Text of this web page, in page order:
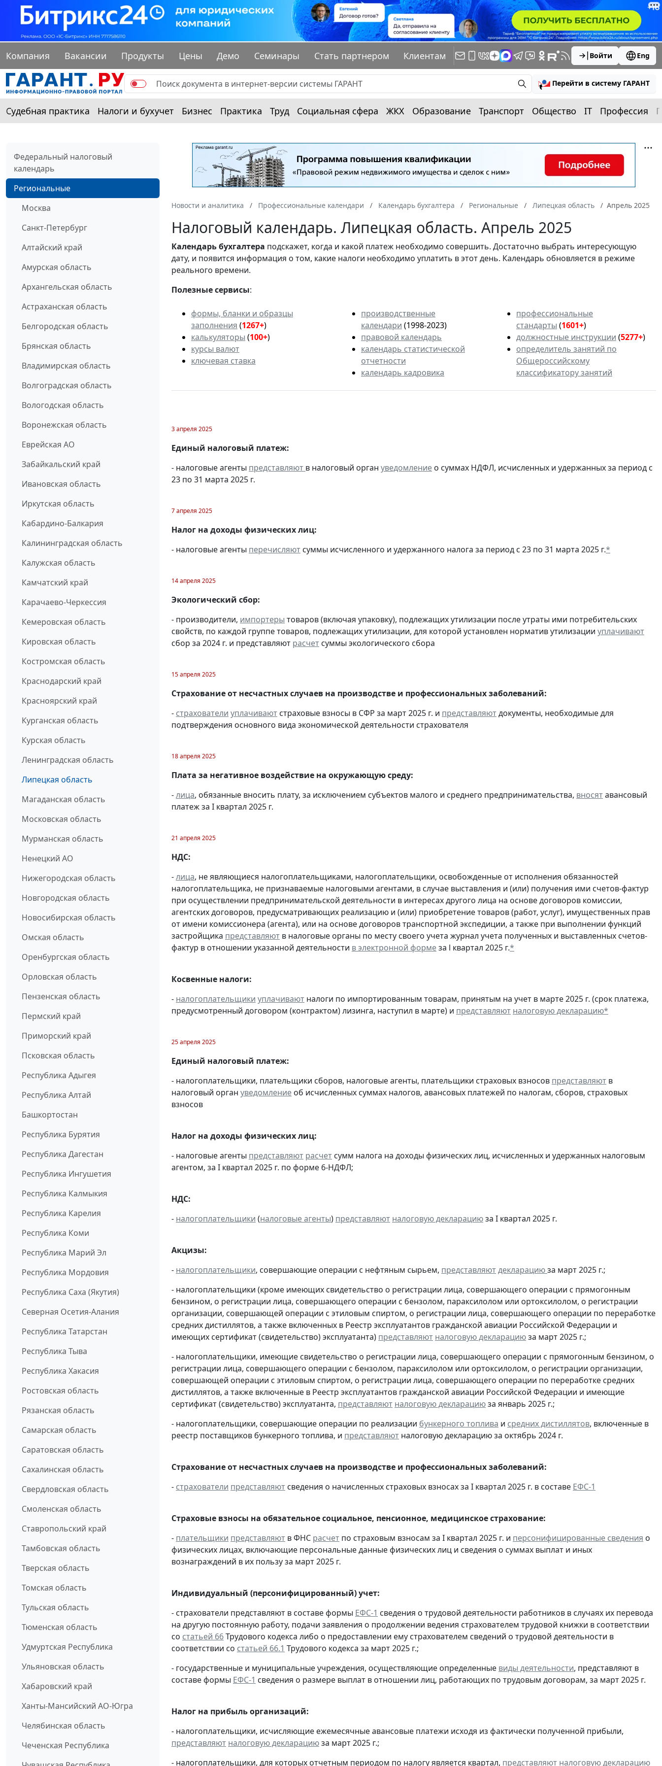
Компания Вакансии Продукты Цены Демо Семинары Стать партнером Клиентам Войти Eng
Перейти в систему ГАРАНТ
Судебная практика Налоги и бухучет Бизнес Практика Труд Социальная сфера ЖКХ Образование Транспорт Общество IT Профессия
Федеральный налоговый
календарь
Региональные
Москва
Санкт-Петербург
Алтайский край
Амурская область
Архангельская область
Астраханская область
Белгородская область
Брянская область
Владимирская область
Волгоградская область
Вологодская область
Воронежская область
Еврейская АО
Забайкальский край
Ивановская область
Иркутская область
Кабардино-Балкария
Калининградская область
Калужская область
Камчатский край
Карачаево-Черкессия
Кемеровская область
Кировская область
Костромская область
Краснодарский край
Красноярский край
Курганская область
Курская область
Ленинградская область
Липецкая область
Магаданская область
Московская область
Мурманская область
Ненецкий АО
Нижегородская область
Новгородская область
Новосибирская область
Омская область
Оренбургская область
Орловская область
Пензенская область
Пермский край
Приморский край
Псковская область
Республика Адыгея
Республика Алтай
Башкортостан
Республика Бурятия
Республика Дагестан
Республика Ингушетия
Республика Калмыкия
Республика Карелия
Республика Коми
Республика Марий Эл
Республика Мордовия
Республика Саха (Якутия)
Северная Осетия-Алания
Республика Татарстан
Республика Тыва
Республика Хакасия
Ростовская область
Рязанская область
Самарская область
Саратовская область
Сахалинская область
Свердловская область
Смоленская область
Ставропольский край
Тамбовская область
Тверская область
Томская область
Тульская область
Тюменская область
Удмуртская Республика
Ульяновская область
Хабаровский край
Ханты-Мансийский АО-Югра
Челябинская область
Чеченская Республика
Новости и аналитика Профессиональные календари Календарь бухгалтера Региональные Липецкая область Апрель 2025
Налоговый календарь. Липецкая область. Апрель 2025
Календарьбухгалтера подскажет, когда и какой платеж необходимо совершить. Достаточно выбрать интересующую
дату, и появится информация о том, какие налоги необходимо уплатить в этот день. Календарь обновляется в режиме
реального времени.
Полезные сервисы:
формы, бланки и образцы
заполнения (1267+)
калькуляторы (100+)
курсы валют
ключевая ставка
производственные
календари (1998-2023)
правовой календарь
календарь статистической
отчетности
календарь кадровика
профессиональные
стандарты (1601+)
должностные инструкции (5277+)
определитель занятий по
Общероссийскому
классификатору занятий
3 апреля 2025
Единый налоговый платеж:
- налоговые агенты представляют в налоговый орган уведомление о суммах НДФЛ, исчисленных и удержанных за период с
23 по 31 марта 2025 г.
7 апреля 2025
Налог на доходы физических лиц:
- налоговые агенты перечисляют суммы исчисленного и удержанного налога за период с 23 по 31 марта 2025 г.*
14 апреля 2025
Экологический сбор:
- производители, импортеры товаров (включая упаковку), подлежащих утилизации после утраты ими потребительских
свойств, по каждой группе товаров, подлежащих утилизации, для которой установлен норматив утилизации уплачивают
сбор за 2024 г. и представляют расчет суммы экологического сбора
15 апреля 2025
Страхование от несчастных случаев на производстве и профессиональных заболеваний:
- страхователи уплачивают страховые взносы в СФР за март 2025 г. и представляютдокументы, необходимые для
подтверждения основного вида экономической деятельности страхователя
18 апреля 2025
Плата за негативное воздействие на окружающую среду:
-лица, обязанные вносить плату, за исключением субъектов малого и среднего предпринимательства, вносятавансовый
платеж за I квартал 2025 г.
21 апреля 2025
НДС:
-лица, не являющиеся налогоплательщиками, налогоплательщики, освобожденные от исполнения обязанностей
налогоплательщика, не признаваемые налоговыми агентами, в случае выставления и (или) получения ими счетов-фактур
при осуществлении предпринимательской деятельности в интересах другого лица на основе договоров комиссии,
агентских договоров, предусматривающих реализацию и (или) приобретение товаров (работ, услуг), имущественных прав
от имени комиссионера (агента), или на основе договоров транспортной экспедиции, а также при выполнении функций
застройщика представляют в налоговые органы по месту своего учета журнал учета полученных и выставленных счетов-
фактур в отношении указанной деятельности в электронной формеза l квартал 2025 г.*
Косвенные налоги:
- налогоплательщики уплачивают налоги по импортированным товарам, принятым на учет в марте 2025 г. (срок платежа,
предусмотренный договором (контрактом) лизинга, наступил в марте) и представляют налоговую декларацию*
25 апреля 2025
Единый налоговый платеж:
- налогоплательщики, плательщики сборов, налоговые агенты, плательщики страховых взносов представляют в
налоговый орган уведомление об исчисленных суммах налогов, авансовых платежей по налогам, сборов, страховых
взносов
Налог на доходы физических лиц:
- налоговые агенты представляют расчет сумм налога на доходы физических лиц, исчисленных и удержанных налоговым
агентом, за I квартал 2025 г. по форме 6-НДФЛ;
НДС:
- налогоплательщики (налоговые агенты) представляют налоговую декларациюза I квартал 2025 г.
Акцизы:
- налогоплательщики, совершающие операции с нефтяным сырьем, представляютдекларациюза март 2025 г.;
- налогоплательщики (кроме имеющих свидетельство о регистрации лица, совершающего операции с прямогонным
бензином, о регистрации лица, совершающего операции с бензолом, параксилолом или ортоксилолом, о регистрации
организации, совершающей операции с этиловым спиртом, о регистрации лица, совершающего операции по переработке
средних дистиллятов, а также включенных в Реестр эксплуатантов гражданской авиации Российской Федерации и
имеющих сертификат (свидетельство) эксплуатанта) представляют налоговую декларациюза март 2025 г.;
- налогоплательщики, имеющие свидетельство о регистрации лица, совершающего операции с прямогонным бензином, о
регистрации лица, совершающего операции с бензолом, параксилолом или ортоксилолом, о регистрации организации,
совершающей операции с этиловым спиртом, о регистрации лица, совершающего операции по переработке средних
дистиллятов, а также включенные в Реестр эксплуатантов гражданской авиации Российской Федерации и имеющие
сертификат (свидетельство) эксплуатанта, представляют налоговую декларациюза январь 2025 г.;
- налогоплательщики, совершающие операции по реализации бункерного топлива и средних дистиллятов, включенные в
реестр поставщиков бункерного топлива, и представляют налоговую декларацию за октябрь 2024 г.
Страхование от несчастных случаев на производстве и профессиональных заболеваний:
- страхователи представляют сведения о начисленных страховых взносах за I квартал 2025 г. в составе ЕФС-1
Страховые взносы на обязательное социальное, пенсионное, медицинское страхование:
- плательщики представляют в ФНС расчет по страховым взносам за I квартал 2025 г. и персонифицированные сведения о
физических лицах, включающие персональные данные физических лиц и сведения о суммах выплат и иных
вознаграждений в их пользу за март 2025 г.
Индивидуальный (персонифицированный) учет:
- страхователи представляют в составе формы ЕФС-1 сведения о трудовой деятельности работников в случаях их перевода
на другую постоянную работу, подачи заявления о продолжении ведения страхователем трудовой книжки в соответствии
со статьей 66Трудового кодекса либо о предоставлении ему страхователем сведений о трудовой деятельности в
соответствии со статьей 66.1 Трудового кодекса за март 2025 г.;
- государственные и муниципальные учреждения, осуществляющие определенные виды деятельности, представляют в
составе формы ЕФС-1 сведения о размере выплат в отношении лиц, работающих по трудовым договорам, за март 2025 г.
Налог на прибыль организаций:
- налогоплательщики, исчисляющие ежемесячные авансовые платежи исходя из фактически полученной прибыли,
представляют налоговую декларациюза март 2025 г.;
- налогоплательщики, для которых отчетным периодом по налогу является квартал, представляют налоговую декларацию